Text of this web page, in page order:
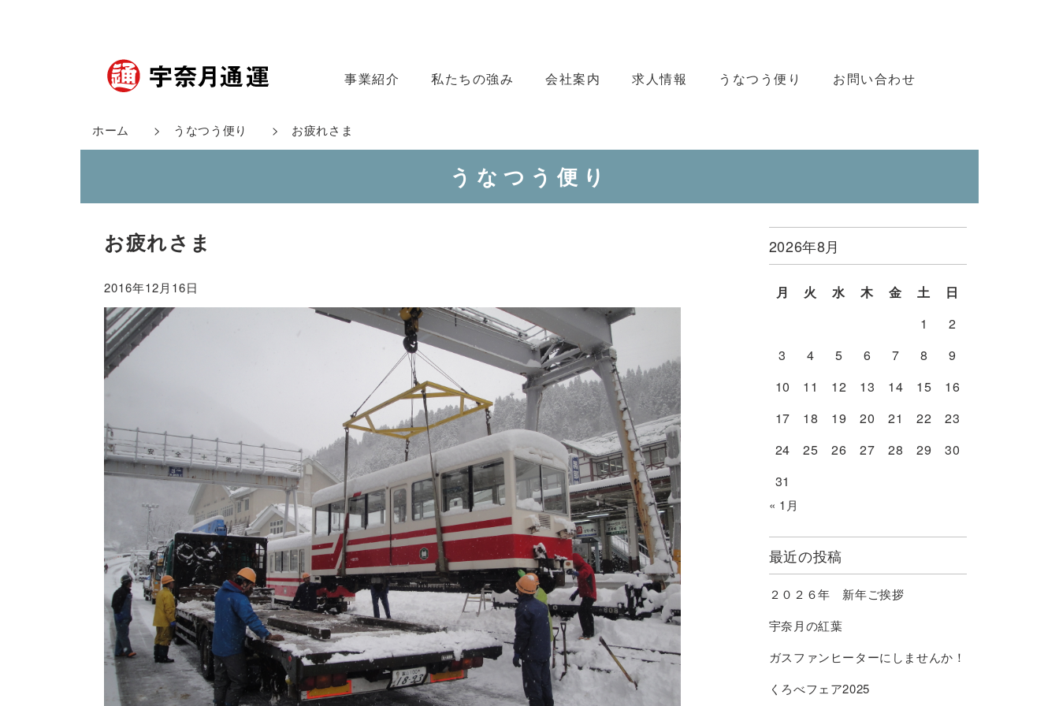
事業紹介 私たちの強み 会社案内 求人情報 うなつう便り お問い合わせ
ホーム > うなつう便り > お疲れさま
うなつう便り
お疲れさま
2016年12月16日
2026年8月
月 火 水 木 金 土
日
1
2
3
4 5 6 7 8
9
10
11 12 13 14 15
16
17
18 19 20 21 22
23
24
25 26 27 28 29
30
31
« 1月
最近の投稿
２０２６年 新年ご挨拶
宇奈月の紅葉
ガスファンヒーターにしませんか！
くろべフェア2025